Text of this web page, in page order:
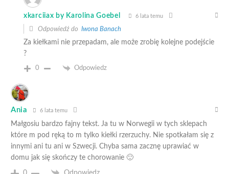
xkarciiax by Karolina Goebel 6 lata temu
Odpowiedź do Iwona Banach
Za kiełkami nie przepadam, ale może zrobię kolejne podejście
?
0 Odpowiedz
Ania 6 lata temu
Małgosiu bardzo fajny tekst. Ja tu w Norwegii w tych sklepach
które m pod ręką to m tylko kiełki rzerzuchy. Nie spotkałam się z
innymi ani tu ani w Szwecji. Chyba sama zacznę uprawiać w
domu jak się skończy te chorowanie 🙂